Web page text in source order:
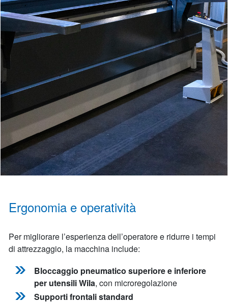
Ergonomia e operatività
Per migliorare l’esperienza dell’operatore e ridurre i tempi
di attrezzaggio, la macchina include:
Bloccaggio pneumatico superiore e inferiore
per utensili Wila, con microregolazione
Supporti frontali standard